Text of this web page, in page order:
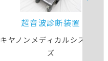
超音波診断装置
キヤノンメディカルシステム
ズ